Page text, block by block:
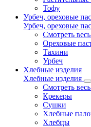
Тофу
Урбеч, ореховые
Урбеч, ореховые
Смотреть
Ореховые
Тахини
Урбеч
Хлебные изделия
Хлебные изделия
Смотреть
Крекеры
Сушки
Хлебные
Хлебцы